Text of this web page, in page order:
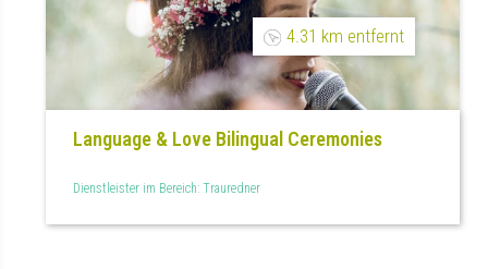
4.31 km entfernt
Language & Love Bilingual Ceremonies
Dienstleister im Bereich: Trauredner